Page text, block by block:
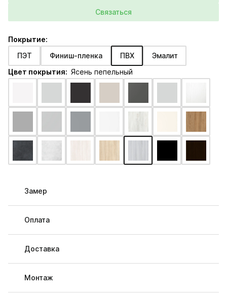
Связаться
Покрытие:
ПЭТ
Финиш-пленка ПВХ
Эмалит
Цвет покрытия: Ясень пепельный
Замер
Оплата
Доставка
Монтаж